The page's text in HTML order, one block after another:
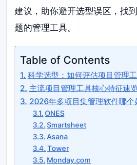
建议，助你避开选型误区，找
题的管理工具。
Table of Contents
科学选型：如何评估项目管理
主流项目管理工具核心特征速
2026年多项目集管理软件哪个
ONES
Smartsheet
Asana
Tower
Monday.com